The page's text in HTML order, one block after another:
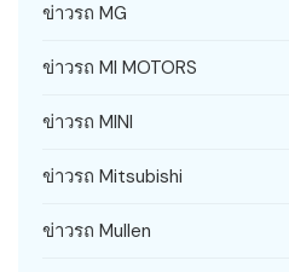
ข่าวรถ MG
ข่าวรถ MI MOTORS
ข่าวรถ MINI
ข่าวรถ Mitsubishi
ข่าวรถ Mullen